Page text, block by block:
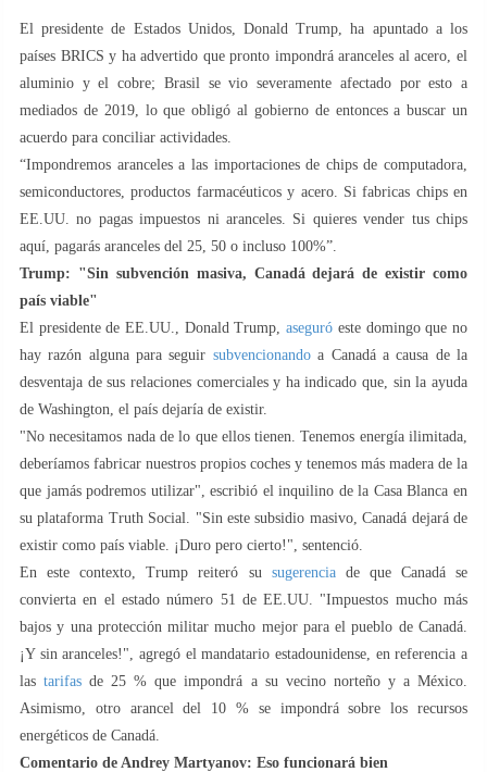
El presidente de Estados Unidos, Donald Trump, ha apuntado a los
países BRICS y ha advertido que pronto impondrá aranceles al acero, el
aluminio y el cobre; Brasil se vio severamente afectado por esto a
mediados de 2019, lo que obligó al gobierno de entonces a buscar un
acuerdo para conciliar actividades.
“Impondremos aranceles a las importaciones de chips de computadora,
semiconductores, productos farmacéuticos y acero. Si fabricas chips en
EE.UU. no pagas impuestos ni aranceles. Si quieres vender tus chips
aquí, pagarás aranceles del 25, 50 o incluso 100%”.
Trump: "Sin subvención masiva, Canadá dejará de existir como
país viable"
El presidente de EE.UU., Donald Trump,aseguró este domingo que no
hay razón alguna para seguir subvencionandoa Canadá a causa de la
desventaja de sus relaciones comerciales y ha indicado que, sin la ayuda
de Washington, el país dejaría de existir.
"No necesitamos nada de lo que ellos tienen. Tenemos energía ilimitada,
deberíamos fabricar nuestros propios coches y tenemos más madera de la
que jamás podremos utilizar", escribió el inquilino de la Casa Blanca en
su plataforma Truth Social. "Sin este subsidio masivo, Canadá dejará de
existir como país viable. ¡Duro pero cierto!", sentenció.
En este contexto, Trump reiteró su sugerenciade que Canadá se
convierta en el estado número 51 de EE.UU. "Impuestos mucho más
bajos y una protección militar mucho mejor para el pueblo de Canadá.
¡Y sin aranceles!", agregó el mandatario estadounidense, en referencia a
lastarifas de 25 % que impondrá a su vecino norteño y a México.
Asimismo, otro arancel del 10 % se impondrá sobre los recursos
energéticos de Canadá.
Comentario de Andrey Martyanov: Eso funcionará bien